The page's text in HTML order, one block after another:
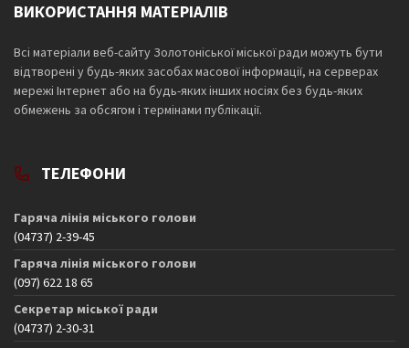
ВИКОРИСТАННЯ МАТЕРІАЛІВ
Всі матеріали веб-сайту Золотоніської міської ради можуть бути
відтворені у будь-яких засобах масової інформації, на серверах
мережі Інтернет або на будь-яких інших носіях без будь-яких
обмежень за обсягом і термінами публікації.
ТЕЛЕФОНИ
Гаряча лінія міського голови
(04737) 2-39-45
Гаряча лінія міського голови
(097) 622 18 65
Секретар міської ради
(04737) 2-30-31